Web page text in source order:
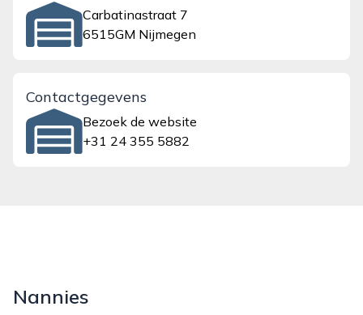
Carbatinastraat 7
6515GM Nijmegen
Contactgegevens
Bezoek de website
+31 24 355 5882
Nannies